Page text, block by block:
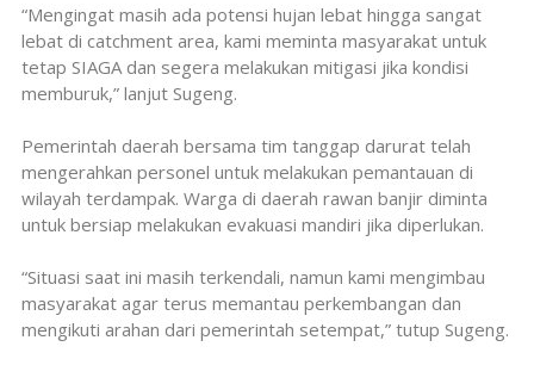
“Mengingat masih ada potensi hujan lebat hingga sangat
lebat di catchment area, kami meminta masyarakat untuk
tetap SIAGA dan segera melakukan mitigasi jika kondisi
memburuk,” lanjut Sugeng.
Pemerintah daerah bersama tim tanggap darurat telah
mengerahkan personel untuk melakukan pemantauan di
wilayah terdampak. Warga di daerah rawan banjir diminta
untuk bersiap melakukan evakuasi mandiri jika diperlukan.
“Situasi saat ini masih terkendali, namun kami mengimbau
masyarakat agar terus memantau perkembangan dan
mengikuti arahan dari pemerintah setempat,” tutup Sugeng.